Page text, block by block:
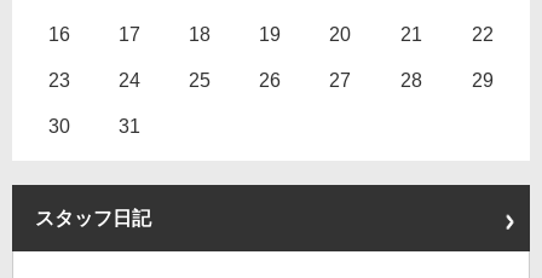
16 17 18 19 20 21 22
23 24 25 26 27 28 29
30 31
スタッフ日記